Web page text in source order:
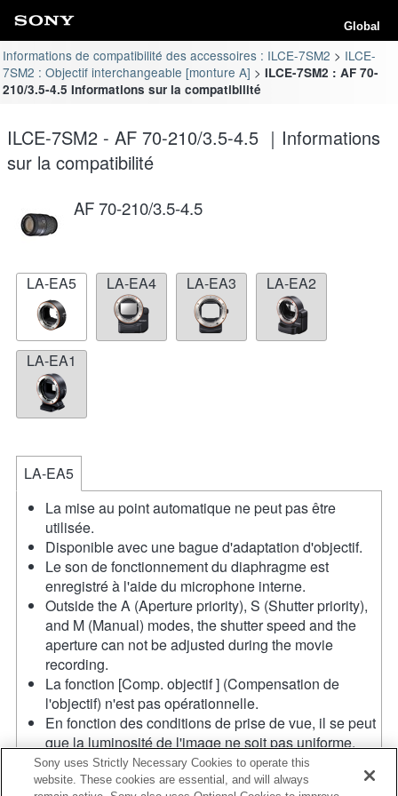
Global
Informations de compatibilité des accessoires : ILCE-7SM2
ILCE-
7SM2 : Objectif interchangeable [monture A]
ILCE-7SM2 : AF 70-
210/3.5-4.5 Informations sur la compatibilité
ILCE-7SM2 - AF 70-210/3.5-4.5 ｜Informations
sur la compatibilité
AF 70-210/3.5-4.5
LA-EA5 LA-EA4 LA-EA3 LA-EA2
LA-EA1
LA-EA5
La mise au point automatique ne peut pas être
utilisée.
Disponible avec une bague d'adaptation d'objectif.
Le son de fonctionnement du diaphragme est
enregistré à l'aide du microphone interne.
Outside the A (Aperture priority), S (Shutter priority),
and M (Manual) modes, the shutter speed and the
aperture can not be adjusted during the movie
recording.
La fonction [Comp. objectif ] (Compensation de
l'objectif) n'est pas opérationnelle.
En fonction des conditions de prise de vue, il se peut
que la luminosité de l'image ne soit pas uniforme.
Réglez la fonction [Obturat. à rideaux avant] sur [Off].
Si vous fixez l'objectif à monture A à l'aide de
Sony uses Strictly Necessary Cookies to operate this
website. These cookies are essential, and will always